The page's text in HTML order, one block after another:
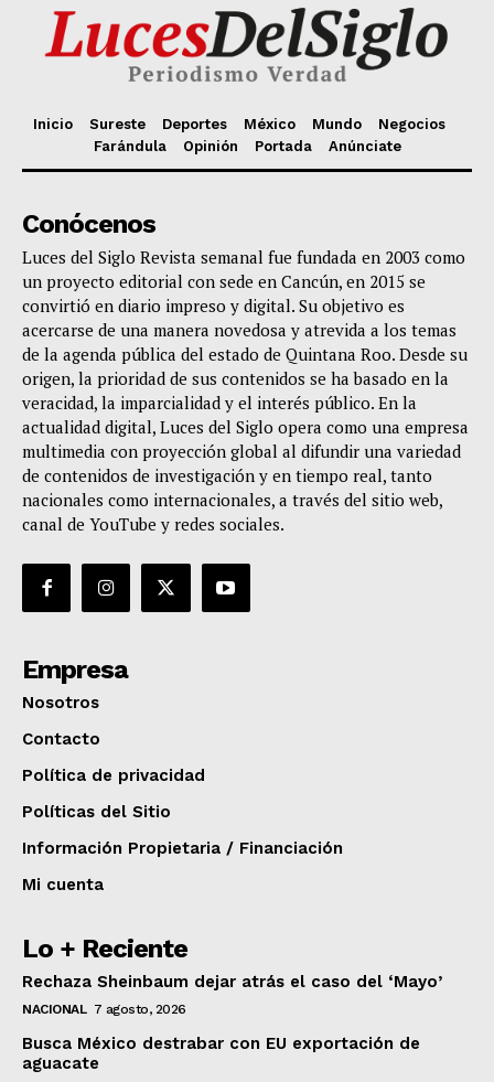
Inicio Sureste Deportes México Mundo
Negocios
Farándula
Opinión Portada Anúnciate
Conócenos
Luces del Siglo Revista semanal fue fundada en 2003 como
un proyecto editorial con sede en Cancún, en 2015 se
convirtió en diario impreso y digital. Su objetivo es
acercarse de una manera novedosa y atrevida a los temas
de la agenda pública del estado de Quintana Roo. Desde su
origen, la prioridad de sus contenidos se ha basado en la
veracidad, la imparcialidad y el interés público. En la
actualidad digital, Luces del Siglo opera como una empresa
multimedia con proyección global al difundir una variedad
de contenidos de investigación y en tiempo real, tanto
nacionales como internacionales, a través del sitio web,
canal de YouTube y redes sociales.
Empresa
Nosotros
Contacto
Política de privacidad
Políticas del Sitio
Información Propietaria / Financiación
Mi cuenta
Lo + Reciente
Rechaza Sheinbaum dejar atrás el caso del ‘Mayo’
NACIONAL 7 agosto, 2026
Busca México destrabar con EU exportación de
aguacate